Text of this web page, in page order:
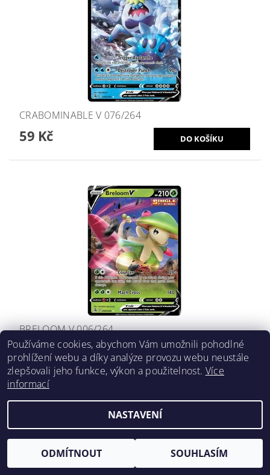
CRABOMINABLE V 076/264
59 Kč
BRELOOM V 006/264
59 Kč
Používáme cookies, abychom Vám umožnili pohodlné
prohlížení webu a díky analýze provozu webu neustále
zlepšovali jeho funkce, výkon a použitelnost. Více
informací
NASTAVENÍ
ODMÍTNOUT SOUHLASÍM